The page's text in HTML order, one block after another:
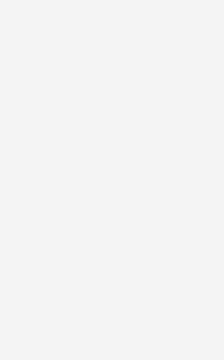
der Solaranlage an jede
Anlagen mit chemischem
eine Trennung der Kreisläufe
eine zusätzlicher Solarspeicher und
in den Stillstand gehen, wechselt
Bei späterer Abkühlung
unterliegt hingegen beim Sieden
eine regelmäßige Erneuerung
mit Glykol meist auch
vertrieben um eine
Die nötige System-Trennung
Wärmetauscher und
von 5 bis 10 Kelvin. Paradigma